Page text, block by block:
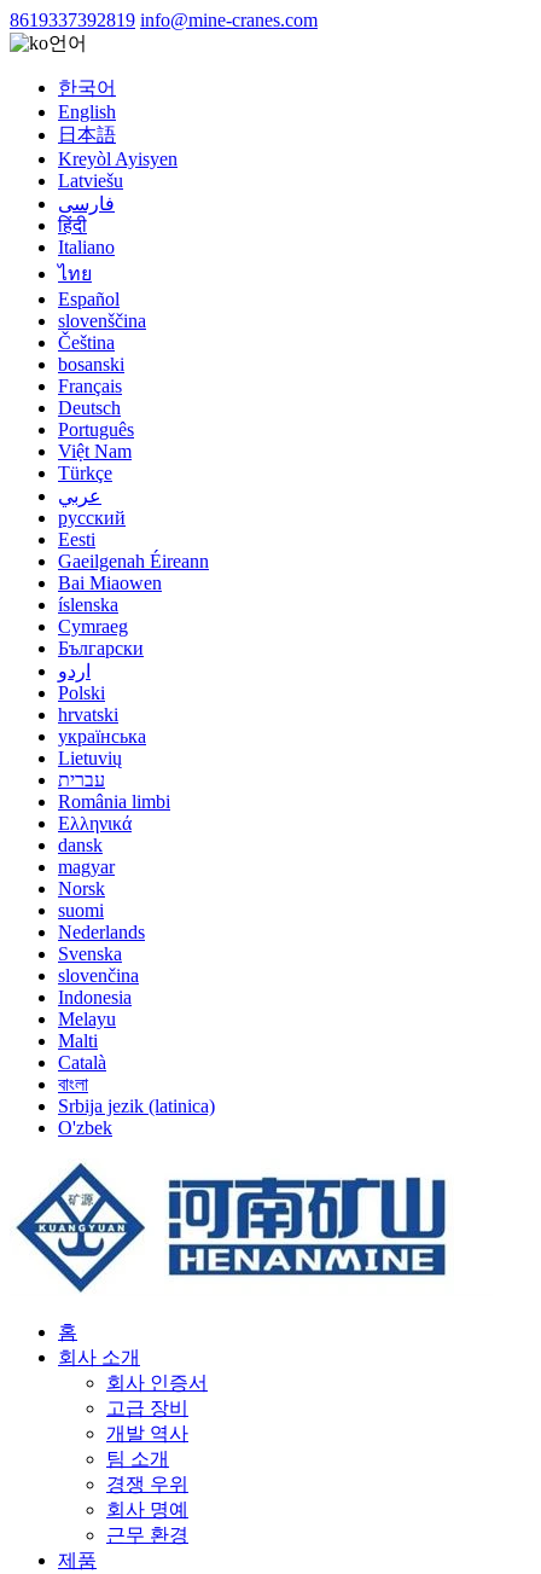
8619337392819 info@mine-cranes.com
언어
한국어
English
日本語
Kreyòl Ayisyen
Latviešu
فارسی
हिंदी
Italiano
ไทย
Español
slovenščina
Čeština
bosanski
Français
Deutsch
Português
Việt Nam
Türkçe
عربي
русский
Eesti
Gaeilgenah Éireann
Bai Miaowen
íslenska
Cymraeg
Български
اردو
Polski
hrvatski
українська
Lietuvių
עברית
România limbi
Ελληνικά
dansk
magyar
Norsk
suomi
Nederlands
Svenska
slovenčina
Indonesia
Melayu
Malti
Català
বাংলা
Srbija jezik (latinica)
O'zbek
홈
회사 소개
회사 인증서
고급 장비
개발 역사
팀 소개
경쟁 우위
회사 명예
근무 환경
제품